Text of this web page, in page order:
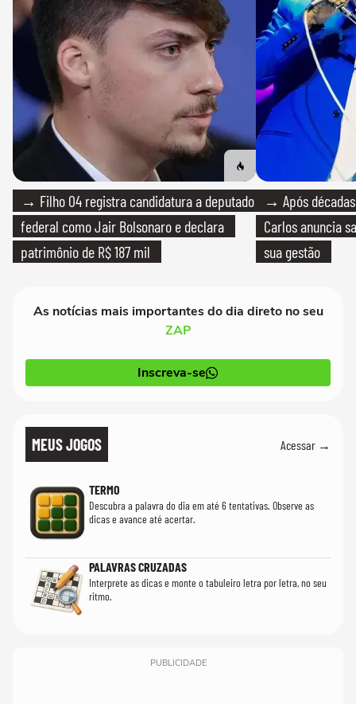
→ Filho 04 registra candidatura a deputado
federal como Jair Bolsonaro e declara
patrimônio de R$ 187 mil
→ Após
Carlos anuncia
sua gestão
As notícias mais importantes do dia direto no seu
ZAP
Inscreva-se
MEUS JOGOS Acessar →
TERMO
Descubra a palavra do dia em até 6 tentativas. Observe as
dicas e avance até acertar.
PALAVRAS CRUZADAS
Interprete as dicas e monte o tabuleiro letra por letra, no seu
ritmo.
PUBLICIDADE